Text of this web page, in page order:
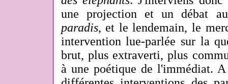
une projection et un débat
paradis, et le lendemain, le
intervention lue-parlée sur la
brut, plus extraverti, plus
à une poétique de l'immédiat.